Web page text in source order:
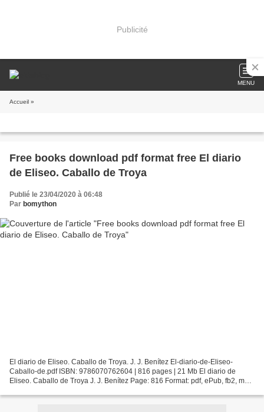
Publicité
MENU
Accueil »
Free books download pdf format free El diario
de Eliseo. Caballo de Troya
Publié le 23/04/2020 à 06:48
Par bomython
El diario de Eliseo. Caballo de Troya. J. J. Benítez El-diario-de-Eliseo-
Caballo-de.pdf ISBN: 9786070762604 | 816 pages | 21 Mb El diario de
Eliseo. Caballo de Troya J. J. Benítez Page: 816 Format: pdf, ePub, fb2, mobi